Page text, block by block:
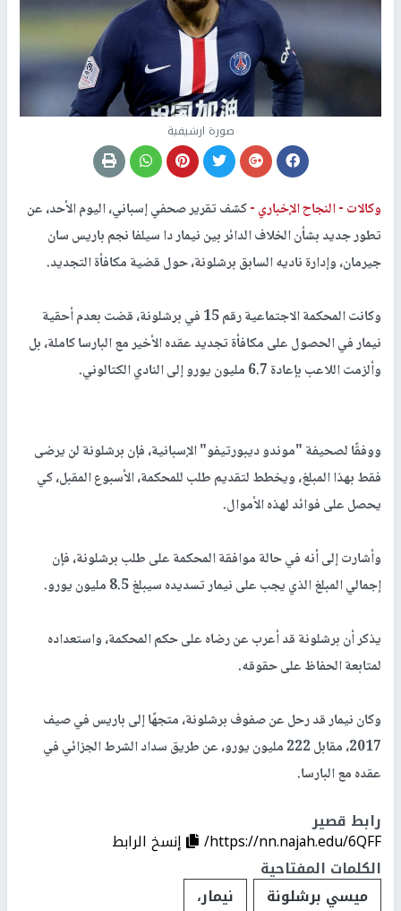
صورة ارشيفية
وكالات -النجاح الإخباري -كشف تقرير صحفي إسباني، اليوم الأحد، عن
تطور جديد بشأن الخلاف الدائر بين نيمار دا سيلفا نجم باريس سان
جيرمان، وإدارة ناديه السابق برشلونة، حول قضية مكافأة التجديد.
وكانت المحكمة الاجتماعية رقم 15 في برشلونة، قضت بعدم أحقية
نيمار في الحصول على مكافأة تجديد عقده الأخير مع البارسا كاملة، بل
وألزمت اللاعب بإعادة 6.7 مليون يورو إلى النادي الكتالوني.
ووفقًا لصحيفة "موندو ديبورتيفو" الإسبانية، فإن برشلونة لن يرضى
فقط بهذا المبلغ، ويخطط لتقديم طلب للمحكمة، الأسبوع المقبل، كي
يحصل على فوائد لهذه الأموال.
وأشارت إلى أنه في حالة موافقة المحكمة على طلب برشلونة، فإن
إجمالي المبلغ الذي يجب على نيمار تسديده سيبلغ 8.5 مليون يورو.
يذكر أن برشلونة قد أعرب عن رضاه على حكم المحكمة، واستعداده
لمتابعة الحفاظ على حقوقه.
وكان نيمار قد رحل عن صفوف برشلونة، متجهًا إلى باريس في صيف
2017، مقابل 222 مليون يورو، عن طريق سداد الشرط الجزائي في
عقده مع البارسا.
رابط قصير
https://nn.najah.edu/6QFF/
إنسخ الرابط
الكلمات المفتاحية
ميسي برشلونة
نيمار،